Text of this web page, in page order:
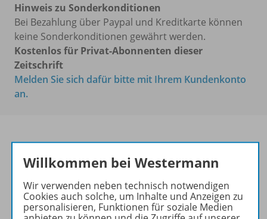
Hinweis zu Sonderkonditionen
Bei Bezahlung über Paypal und Kreditkarte können
keine Sonderkonditionen gewährt werden.
Kostenlos für Privat-Abonnenten dieser
Zeitschrift
Melden Sie sich dafür bitte mit Ihrem Kundenkonto
an.
Kluge Konzepte für
Ihr Wegweiser zu den
wichtigsten Seiten von PRAXIS
Willkommen bei Westermann
Wir verwenden neben technisch notwendigen
Cookies auch solche, um Inhalte und Anzeigen zu
personalisieren, Funktionen für soziale Medien